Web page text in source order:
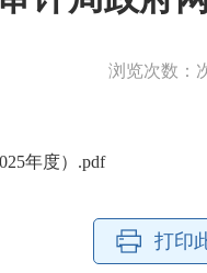
浏览次数：
年度）.pdf
打印